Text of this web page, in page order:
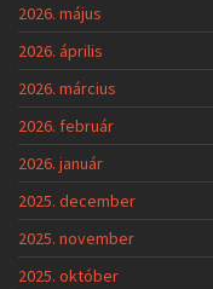
2026. május
2026. április
2026. március
2026. február
2026. január
2025. december
2025. november
2025. október